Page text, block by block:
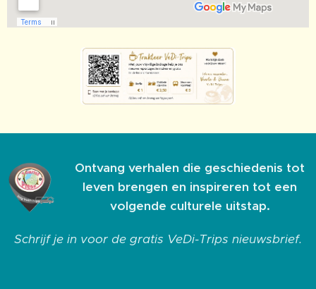
Ontvang verhalen die geschiedenis tot
leven brengen en inspireren tot een
volgende culturele uitstap.
Schrijf je in voor de gratis VeDi-Trips nieuwsbrief.